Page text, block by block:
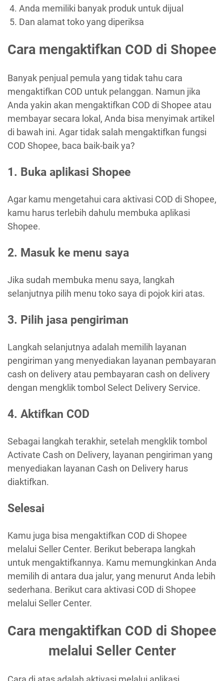
Anda memiliki banyak produk untuk dijual
Dan alamat toko yang diperiksa
Cara mengaktifkan COD di Shopee
Banyak penjual pemula yang tidak tahu cara
mengaktifkan COD untuk pelanggan. Namun jika
Anda yakin akan mengaktifkan COD di Shopee atau
membayar secara lokal, Anda bisa menyimak artikel
di bawah ini. Agar tidak salah mengaktifkan fungsi
COD Shopee, baca baik-baik ya?
1. Buka aplikasi Shopee
Agar kamu mengetahui cara aktivasi COD di Shopee,
kamu harus terlebih dahulu membuka aplikasi
Shopee.
2. Masuk ke menu saya
Jika sudah membuka menu saya, langkah
selanjutnya pilih menu toko saya di pojok kiri atas.
3. Pilih jasa pengiriman
Langkah selanjutnya adalah memilih layanan
pengiriman yang menyediakan layanan pembayaran
cash on delivery atau pembayaran cash on delivery
dengan mengklik tombol Select Delivery Service.
4. Aktifkan COD
Sebagai langkah terakhir, setelah mengklik tombol
Activate Cash on Delivery, layanan pengiriman yang
menyediakan layanan Cash on Delivery harus
diaktifkan.
Selesai
Kamu juga bisa mengaktifkan COD di Shopee
melalui Seller Center. Berikut beberapa langkah
untuk mengaktifkannya. Kamu memungkinkan Anda
memilih di antara dua jalur, yang menurut Anda lebih
sederhana. Berikut cara aktivasi COD di Shopee
melalui Seller Center.
Cara mengaktifkan COD di Shopee
melalui Seller Center